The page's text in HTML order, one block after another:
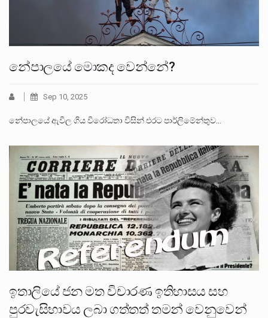
නේපාලයේ මොකද වෙන්නේ?
Sep 10, 2025
නේපාලයේ ඇවිල ගිය විරෝධතා විසින් එරට පාර්ලිමේන්තුව…
ඉතාලියේ ජන මත විචාරණ ඉතිහාසය සහ
පුරවැසිභාවය ලබා ගත්තත් තමන් වෙනුවෙන්